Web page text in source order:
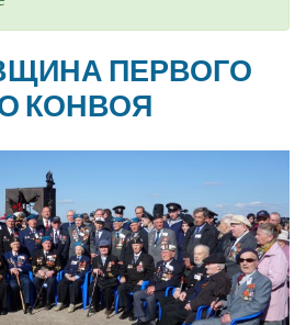
ПЕРВОГО
КОНВОЯ